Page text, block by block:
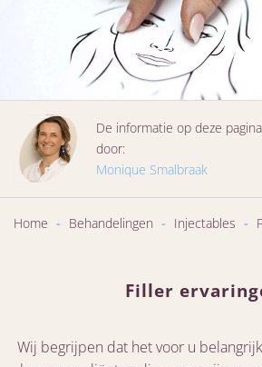
De informatie op deze
door:
Monique Smalbraak
Home - Behandelingen - Injectables -
Filler
Wij begrijpen dat het voor u